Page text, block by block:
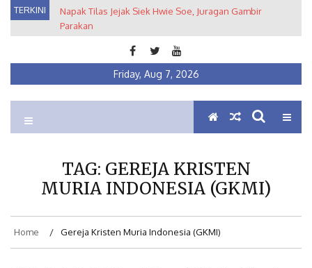
Skip
content
TERKINI
Napak Tilas Jejak Siek Hwie Soe, Juragan Gambir
Parakan
Kuratorial Pameran Arsip Fotografi: Metropolis
Semarang 1930-1950an dari Balik Lensa Fotografer Tan
Friday, Aug 7, 2026
Ein Institute
TAG: GEREJA KRISTEN
MURIA INDONESIA (GKMI)
Gereja Kristen Muria Indonesia (GKMI)